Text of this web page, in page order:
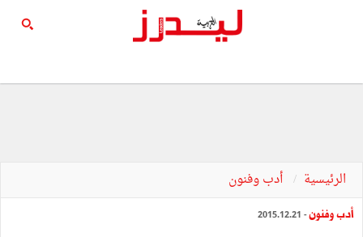
الرئيسية أدب وفنون
أدب وفنون- 2015.12.21